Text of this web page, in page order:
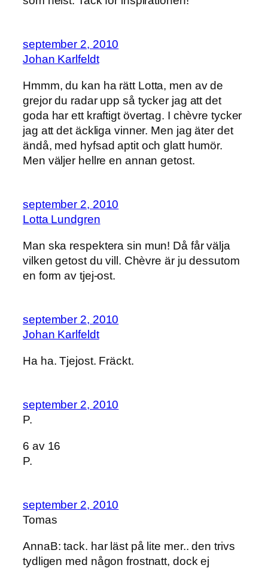
september 2, 2010
Johan Karlfeldt
Hmmm, du kan ha rätt Lotta, men av de
grejor du radar upp så tycker jag att det
goda har ett kraftigt övertag. I chèvre tycker
jag att det äckliga vinner. Men jag äter det
ändå, med hyfsad aptit och glatt humör.
Men väljer hellre en annan getost.
september 2, 2010
Lotta Lundgren
Man ska respektera sin mun! Då får välja
vilken getost du vill. Chèvre är ju dessutom
en form av tjej-ost.
september 2, 2010
Johan Karlfeldt
Ha ha. Tjejost. Fräckt.
september 2, 2010
P.
6 av 16
P.
september 2, 2010
Tomas
AnnaB: tack. har läst på lite mer.. den trivs
tydligen med någon frostnatt, dock ej